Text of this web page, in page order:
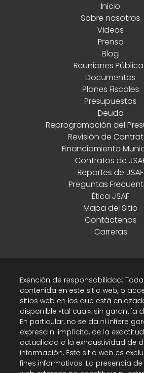
Inicio
Sobre nosotros
Videos
Prensa
Blog
Reuniones
Documentos
Planes Fiscales
Presupuestos
Deuda
Reprogramación del
Revisión de
Financiamiento
Contratos de
Reportes de JSAF
Preguntas
Ética JSAF
Mapa del Sitio
Contáctenos
Carreras
Exención de responsabilidad:
contenida en este sitio web, o
sitios web en los que está
disponible «tal cual», sin garantía
En particular, no se da ni infiere
expresa ni implícita, de la
actualidad o la exhaustividad de
información. Este sitio web es
fines informativos. La presencia